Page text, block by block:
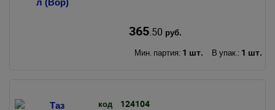
365.50 руб.
Мин. партия: 1 шт. В упак.: 1 шт.
код 124104